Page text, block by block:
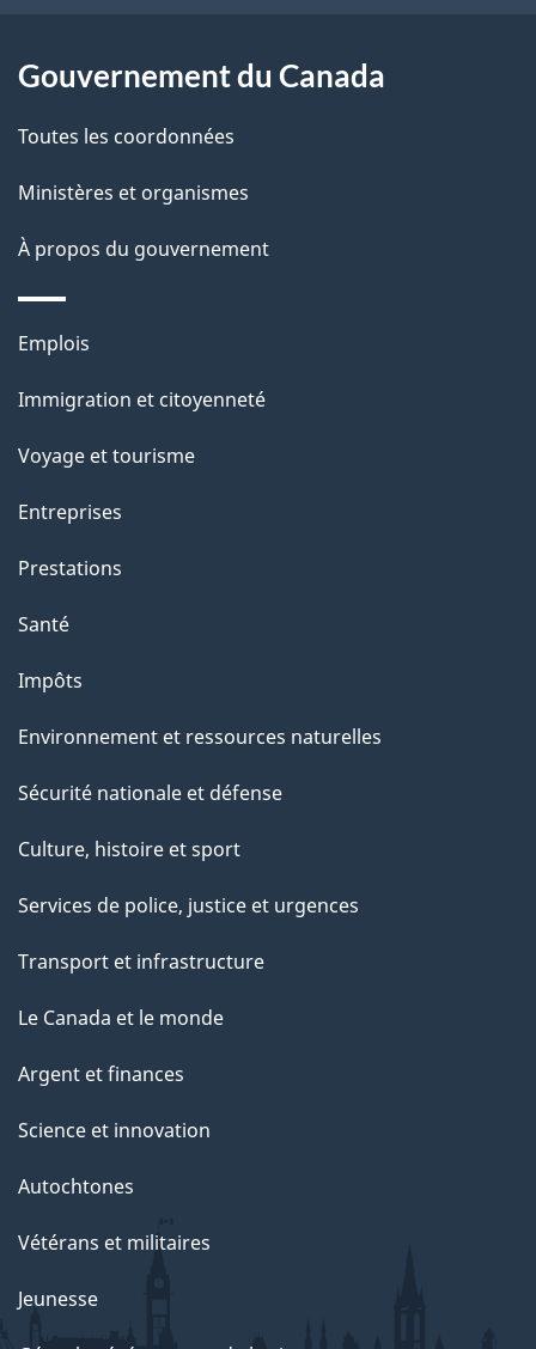
a
g
e
a
c
i
o
s
u
r
e
t
e
p
g
e
Gouvernement du Canada
Toutes les coordonnées
Ministères et organismes
À propos du gouvernement
Thèmes
sujets
Emplois
Immigration et citoyenneté
Voyage et tourisme
Entreprises
Prestations
Santé
Impôts
Environnement et ressources naturelles
Sécurité nationale et défense
Culture, histoire et sport
Services de police, justice et urgences
Transport et infrastructure
Le Canada et le monde
Argent et finances
Science et innovation
Autochtones
Vétérans et militaires
Jeunesse